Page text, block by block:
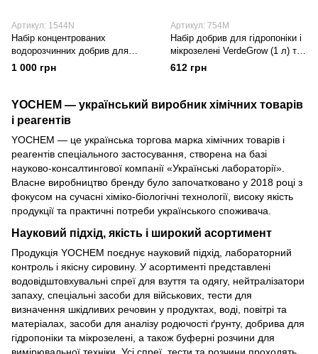
Артикул: 1544N
Набір концентрованих
водорозчинних добрив для
гідропонічних культур і
підживлення ґрунтових та
1 000 грн
Артикул: 754М
Набір добрив для гідропоніки і
мікрозелені VerdeGrow (1 л) та
VerdeMicro (1 л)
612 грн
YOCHEM — український виробник хімічних товарів
і реагентів
YOCHEM — це українська торгова марка хімічних товарів і
реагентів спеціального застосування, створена на базі
науково-консалтингової компанії «Українські лабораторії».
Власне виробництво бренду було започатковано у 2018 році з
фокусом на сучасні хіміко-біологічні технології, високу якість
продукції та практичні потреби українського споживача.
Науковий підхід, якість і широкий асортимент
Продукція YOCHEM поєднує науковий підхід, лабораторний
контроль і якісну сировину. У асортименті представлені
водовідштовхувальні спреї для взуття та одягу, нейтралізатори
запаху, спеціальні засоби для військових, тести для
визначення шкідливих речовин у продуктах, воді, повітрі та
матеріалах, засоби для аналізу родючості ґрунту, добрива для
гідропоніки та мікрозелені, а також буферні розчини для
вимірювальної техніки. Усі спреї, тести та розчини проходять